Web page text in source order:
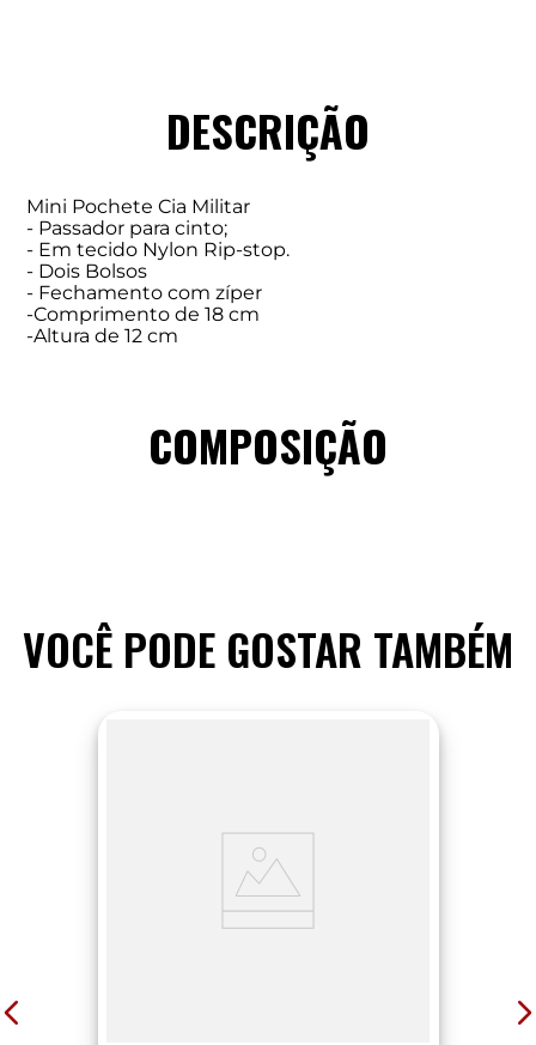
DESCRIÇÃO
Mini Pochete Cia Militar
- Passador para cinto;
- Em tecido Nylon Rip-stop.
- Dois Bolsos
- Fechamento com zíper
-Comprimento de 18 cm
-Altura de 12 cm
COMPOSIÇÃO
VOCÊ PODE GOSTAR TAMBÉM